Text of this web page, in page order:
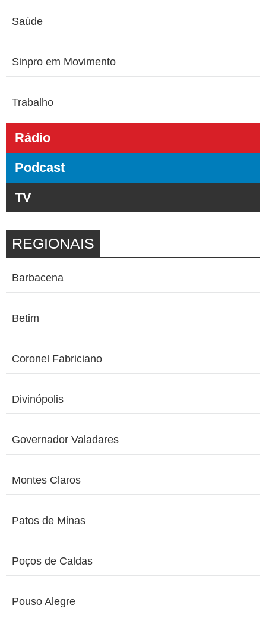
Saúde
Sinpro em Movimento
Trabalho
Rádio
Podcast
TV
REGIONAIS
Barbacena
Betim
Coronel Fabriciano
Divinópolis
Governador Valadares
Montes Claros
Patos de Minas
Poços de Caldas
Pouso Alegre